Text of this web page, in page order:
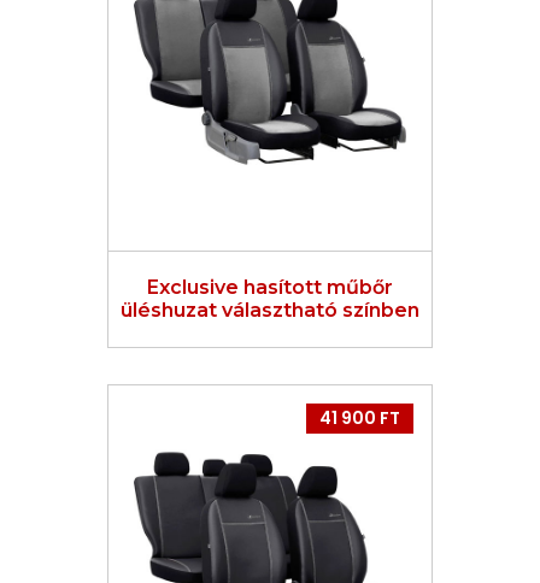
Exclusive hasított műbőr
üléshuzat választható színben
41 900 FT